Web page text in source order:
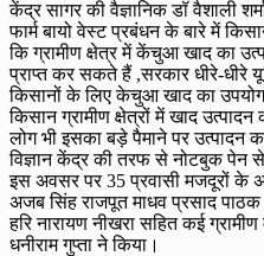
केंद्र सागर की वैज्ञानिक डॉ वैशाली
फार्म बायो वेस्ट प्रबंधन के बारे में
कि ग्रामीण क्षेत्र में केंचुआ खाद का
प्राप्त कर सकते हैं ,सरकार धीरे-धीरे
किसानों के लिए केचुआ खाद का
किसान ग्रामीण क्षेत्रों में खाद
लोग भी इसका बड़े पैमाने पर उत्पादन
विज्ञान केंद्र की तरफ से नोटबुक पेन
इस अवसर पर 35 प्रवासी मजदूरों के
अजब सिंह राजपूत माधव प्रसाद
हरि नारायण नीखरा सहित कई
धनीराम गुप्ता ने किया।